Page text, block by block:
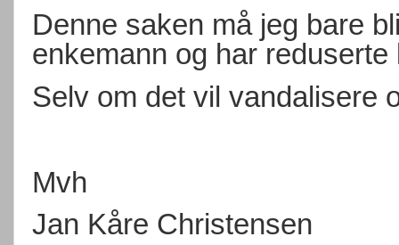
Denne saken må jeg bare
enkemann og har
Selv om det vil vandalisere
Mvh
Jan Kåre Christensen